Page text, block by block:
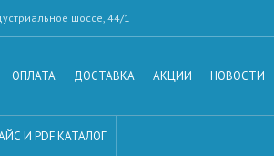
шоссе, 44/1
ОПЛАТА ДОСТАВКА АКЦИИ НОВОСТИ
И PDF КАТАЛОГ